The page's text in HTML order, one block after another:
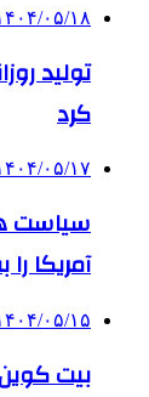
۱۴۰۴/۰۵/
کرد
۱۴۰۴/۰۵/
آمریکا
۱۴۰۴/۰۵/
بیت